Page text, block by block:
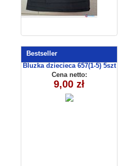
Bestseller
Bluzka dziecieca 657(1-5) 5szt
Cena netto:
9,00 zł